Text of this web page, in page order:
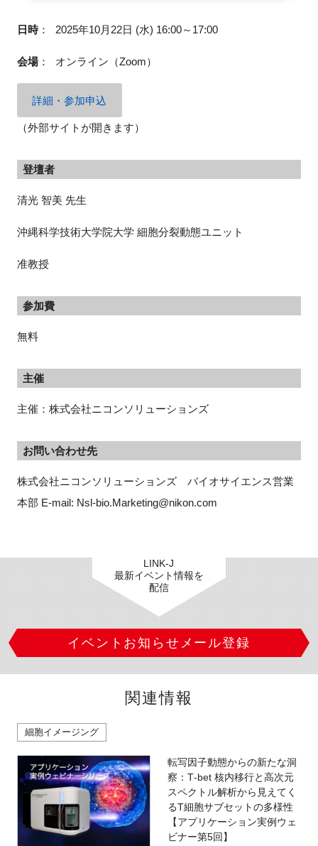
日時： 2025年10月22日 (水) 16:00～17:00
会場： オンライン（Zoom）
詳細・参加申込
（外部サイトが開きます）
登壇者
清光 智美 先生
沖縄科学技術大学院大学 細胞分裂動態ユニット
准教授
参加費
無料
主催
主催：株式会社ニコンソリューションズ
お問い合わせ先
株式会社ニコンソリューションズ　バイオサイエンス営業
本部 E-mail: Nsl-bio.Marketing@nikon.com
LINK-J
最新イベント情報を
配信
イベントお知らせメール登録
関連情報
細胞イメージング
転写因子動態からの新たな洞
察：T‑bet 核内移行と高次元
スペクトル解析から見えてく
るT細胞サブセットの多様性
【アプリケーション実例ウェ
ビナー第5回】